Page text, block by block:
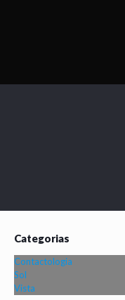
Categorias
Contactologia
Sol
Vista